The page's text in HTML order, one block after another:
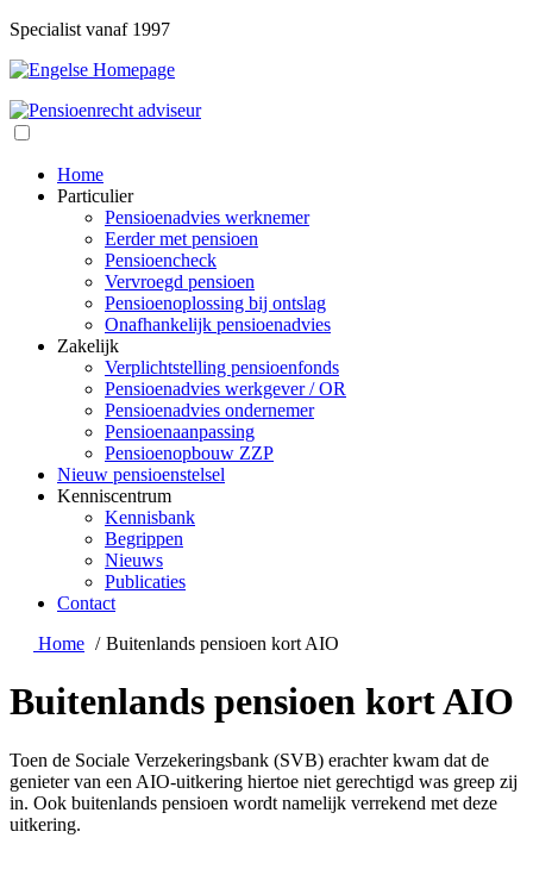
Specialist vanaf 1997
Home
Particulier
Pensioenadvies werknemer
Eerder met pensioen
Pensioencheck
Vervroegd pensioen
Pensioenoplossing bij ontslag
Onafhankelijk pensioenadvies
Zakelijk
Verplichtstelling pensioenfonds
Pensioenadvies werkgever / OR
Pensioenadvies ondernemer
Pensioenaanpassing
Pensioenopbouw ZZP
Nieuw pensioenstelsel
Kenniscentrum
Kennisbank
Begrippen
Nieuws
Publicaties
Contact
Home
Buitenlands pensioen kort AIO
Buitenlands pensioen kort AIO
Toen de Sociale Verzekeringsbank (SVB) erachter kwam dat de
genieter van een AIO-uitkering hiertoe niet gerechtigd was greep zij
in. Ook buitenlands pensioen wordt namelijk verrekend met deze
uitkering.